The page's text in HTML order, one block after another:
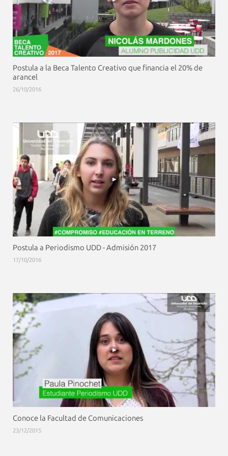
Postula a la Beca Talento Creativo que financia el 20% de
arancel
26/10/2016
Postula a Periodismo UDD - Admisión 2017
17/10/2016
Conoce la Facultad de Comunicaciones
23/12/2015